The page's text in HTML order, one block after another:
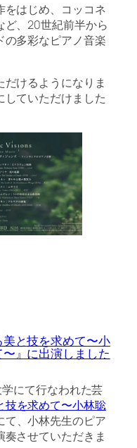
をはじめ、コッコネ
ど、20世紀前半から
の多彩なピアノ音楽
けるようになりま
していただけました
と技を求めて〜小
』に出演しました
にて行なわれた芸
技を求めて〜小林聡
て、小林先生のピア
させていただきま